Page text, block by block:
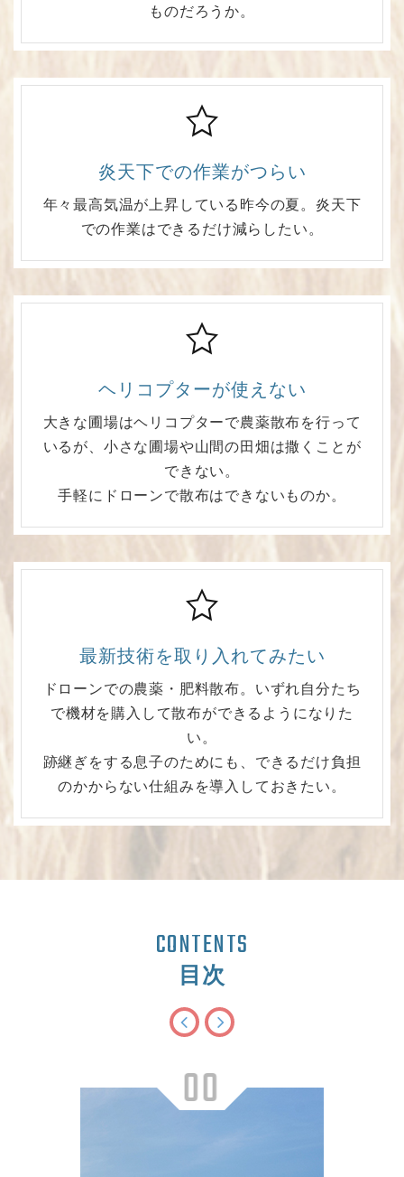
ものだろうか。
炎天下での作業がつらい
年々最高気温が上昇している昨今の夏。炎天下
での作業はできるだけ減らしたい。
ヘリコプターが使えない
大きな圃場はヘリコプターで農薬散布を行って
いるが、小さな圃場や山間の田畑は撒くことが
できない。
手軽にドローンで散布はできないものか。
最新技術を取り入れてみたい
ドローンでの農薬・肥料散布。いずれ自分たち
で機材を購入して散布ができるようになりた
い。
跡継ぎをする息子のためにも、できるだけ負担
のかからない仕組みを導入しておきたい。
CONTENTS
目次
00